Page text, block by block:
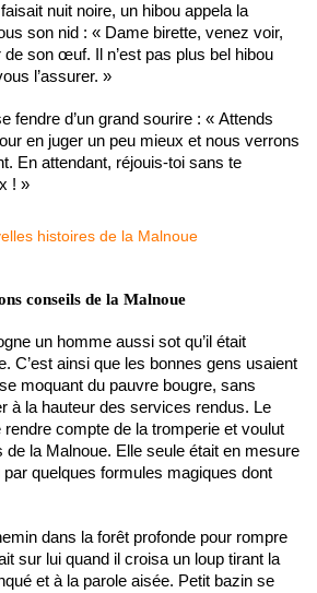
nuit noire, un hibou appela la
son nid : « Dame birette, venez voir,
son œuf. Il n’est pas plus bel hibou
l’assurer. »
fendre d’un grand sourire : « Attends
en juger un peu mieux et nous verrons
En attendant, réjouis-toi sans te
! »
conseils de la Malnoue
un homme aussi sot qu’il était
C’est ainsi que les bonnes gens usaient
moquant du pauvre bougre, sans
à la hauteur des services rendus. Le
compte de la tromperie et voulut
la Malnoue. Elle seule était en mesure
quelques formules magiques dont
dans la forêt profonde pour rompre
sur lui quand il croisa un loup tirant la
et à la parole aisée. Petit bazin se